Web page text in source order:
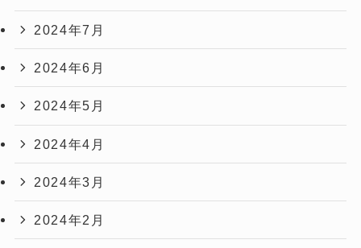
2024年7月
2024年6月
2024年5月
2024年4月
2024年3月
2024年2月